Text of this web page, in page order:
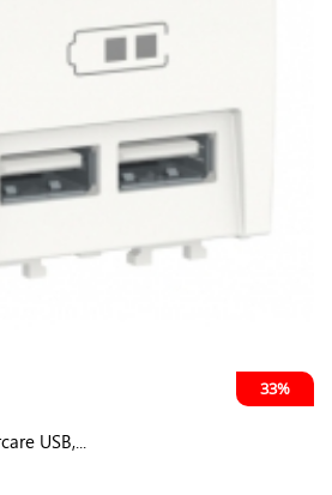
33%
USB,...